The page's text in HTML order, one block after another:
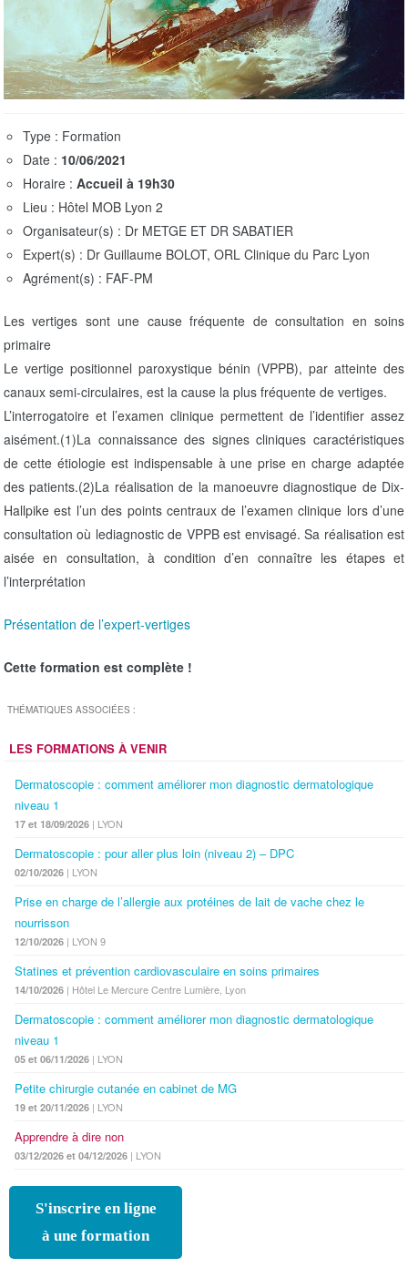
n
Type : Formation
Date : 10/06/2021
Horaire : Accueil à 19h30
Lieu : Hôtel MOB Lyon 2
Organisateur(s) : Dr METGE ET DR SABATIER
Expert(s) : Dr Guillaume BOLOT, ORL Clinique du Parc Lyon
Agrément(s) : FAF-PM
Les vertiges sont une cause fréquente de consultation en soins
primaire
Le vertige positionnel paroxystique bénin (VPPB), par atteinte des
canaux semi-circulaires, est la cause la plus fréquente de vertiges.
L’interrogatoire et l’examen clinique permettent de l’identifier assez
aisément.(1)La connaissance des signes cliniques caractéristiques
de cette étiologie est indispensable à une prise en charge adaptée
des patients.(2)La réalisation de la manoeuvre diagnostique de Dix-
Hallpike est l’un des points centraux de l’examen clinique lors d’une
consultation où lediagnostic de VPPB est envisagé. Sa réalisation est
aisée en consultation, à condition d’en connaître les étapes et
l’interprétation
Présentation de l’expert-vertiges
Cette formation est complète !
THÉMATIQUES ASSOCIÉES :
LES FORMATIONS À VENIR
Dermatoscopie : comment améliorer mon diagnostic dermatologique
niveau 1
17 et 18/09/2026 | LYON
Dermatoscopie : pour aller plus loin (niveau 2) – DPC
02/10/2026 | LYON
Prise en charge de l’allergie aux protéines de lait de vache chez le
nourrisson
12/10/2026 | LYON 9
Statines et prévention cardiovasculaire en soins primaires
14/10/2026 | Hôtel Le Mercure Centre Lumière, Lyon
Dermatoscopie : comment améliorer mon diagnostic dermatologique
niveau 1
05 et 06/11/2026 | LYON
Petite chirurgie cutanée en cabinet de MG
19 et 20/11/2026 | LYON
Apprendre à dire non
03/12/2026 et 04/12/2026 | LYON
S'inscrire en ligne
à une formation